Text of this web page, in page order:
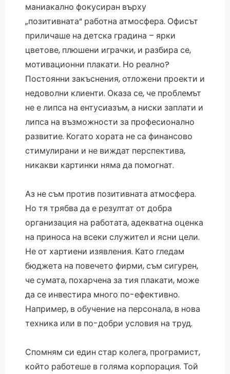
маниакално фокусиран върху
„позитивната“ работна атмосфера. Офисът
приличаше на детска градина – ярки
цветове, плюшени играчки, и разбира се,
мотивационни плакати. Но реално?
Постоянни закъснения, отложени проекти и
недоволни клиенти. Оказа се, че проблемът
не е липса на ентусиазъм, а ниски заплати и
липса на възможности за професионално
развитие. Когато хората не са финансово
стимулирани и не виждат перспектива,
никакви картинки няма да помогнат.
Аз не съм против позитивната атмосфера.
Но тя трябва да е резултат от добра
организация на работата, адекватна оценка
на приноса на всеки служител и ясни цели.
Не от хартиени изявления. Като гледам
бюджета на повечето фирми, съм сигурен,
че сумата, похарчена за тия плакати, може
да се инвестира много по-ефективно.
Например, в обучение на персонала, в нова
техника или в по-добри условия на труд.
Спомням си един стар колега, програмист,
който работеше в голяма корпорация. Той